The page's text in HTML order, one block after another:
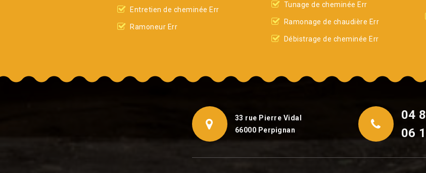
Entretien de cheminée Err
Ramoneur Err
Tunage de cheminée Err
Ramonage de chaudière Err
Débistrage de cheminée Err
33 rue Pierre Vidal
66000 Perpignan
04
06